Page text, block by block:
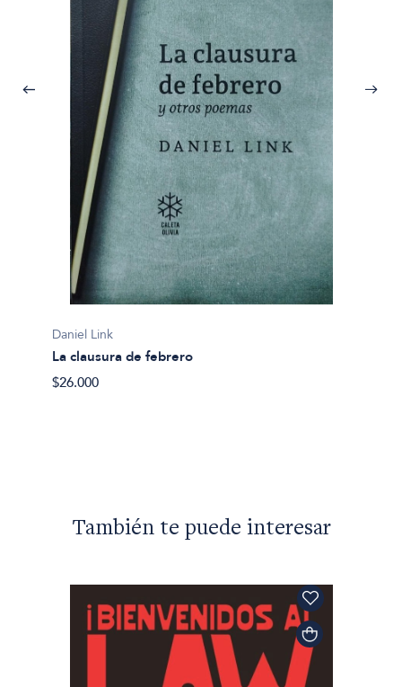
Daniel Link
La clausura de febrero
$26.000
También te puede interesar